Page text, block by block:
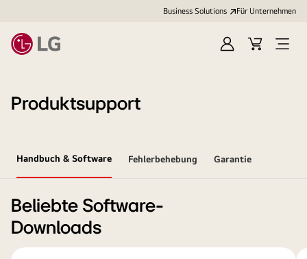
Business Solutions Für Unternehmen
Anmelden
Cart
Open
Produktsupport
Handbuch & Software Fehlerbehebung Garantie
Beliebte Software-
Downloads